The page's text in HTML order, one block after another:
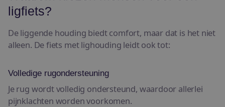
ligfiets?
De liggende houding biedt comfort, maar dat is het niet
alleen. De fiets met lighouding leidt ook tot:
Volledige rugondersteuning
Je rug wordt volledig ondersteund, waardoor allerlei
pijnklachten worden voorkomen.